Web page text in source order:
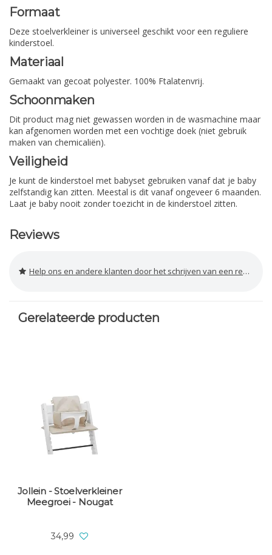
Formaat
Deze stoelverkleiner is universeel geschikt voor een reguliere
kinderstoel.
Materiaal
Gemaakt van gecoat polyester. 100% Ftalatenvrij.
Schoonmaken
Dit product mag niet gewassen worden in de wasmachine maar
kan afgenomen worden met een vochtige doek (niet gebruik
maken van chemicaliën).
Veiligheid
Je kunt de kinderstoel met babyset gebruiken vanaf dat je baby
zelfstandig kan zitten. Meestal is dit vanaf ongeveer 6 maanden.
Laat je baby nooit zonder toezicht in de kinderstoel zitten.
Reviews
Help ons en andere klanten door het schrijven van een review
Gerelateerde producten
Jollein - Stoelverkleiner
Meegroei - Nougat
34,99